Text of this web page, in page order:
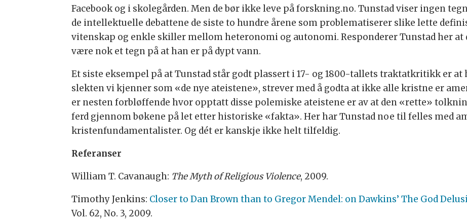
Facebook og i skolegården. Men de bør ikke leve på forskning.no. Tunstad viser ingen
de intellektuelle debattene de siste to hundre årene som problematiserer slike lette
vitenskap og enkle skiller mellom heteronomi og autonomi. Responderer Tunstad her at
være nok et tegn på at han er på dypt vann.
Et siste eksempel på at Tunstad står godt plassert i 17- og 1800-tallets traktatkritikk er at
slekten vi kjenner som «de nye ateistene», strever med å godta at ikke alle kristne er
er nesten forbløffende hvor opptatt disse polemiske ateistene er av at den «rette»
ferd gjennom bøkene på let etter historiske «fakta». Her har Tunstad noe til felles med
kristenfundamentalister. Og dét er kanskje ikke helt tilfeldig.
Referanser
William T. Cavanaugh: The Myth of Religious Violence, 2009.
Timothy Jenkins: Closer to Dan Brown than to Gregor Mendel: on Dawkins’ The God
Vol. 62, No. 3, 2009.